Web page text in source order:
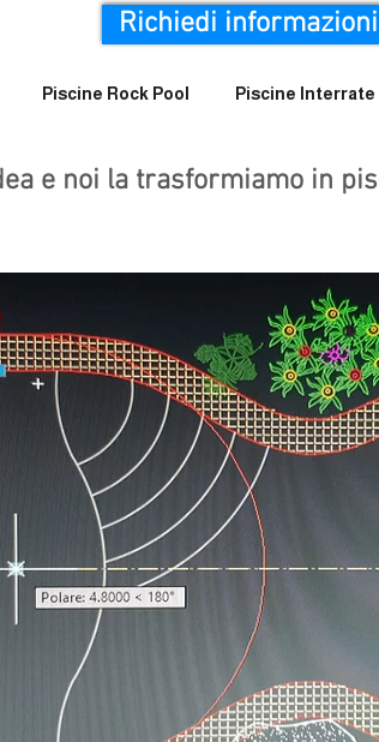
Richiedi informazioni
Piscine Rock Pool Piscine Interrate
e noi la trasformiamo in